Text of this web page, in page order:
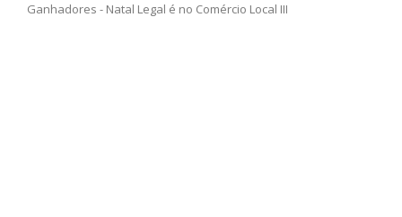
Ganhadores - Natal Legal é no Comércio Local III